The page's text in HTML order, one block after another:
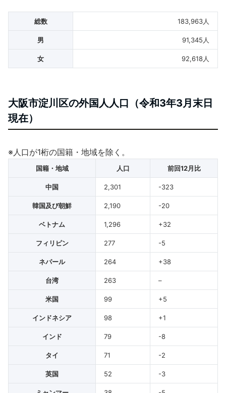
総数 183,963人
男 91,345人
女 92,618人
大阪市淀川区の外国人人口（令和3年3月末日
現在）
※人口が1桁の国籍・地域を除く。
国籍・地域 人口 前回12月比
中国 2,301 -323
韓国及び朝鮮 2,190 -20
ベトナム 1,296 +32
フィリピン 277 -5
ネパール 264 +38
台湾 263 –
米国 99 +5
インドネシア 98 +1
インド 79 -8
タイ 71 -2
英国 52 -3